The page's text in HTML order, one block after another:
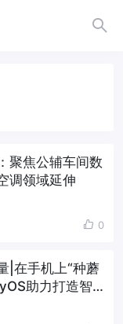
聚焦公辅车间数
调领域延伸
0
|在手机上“种蘑
助力打造智